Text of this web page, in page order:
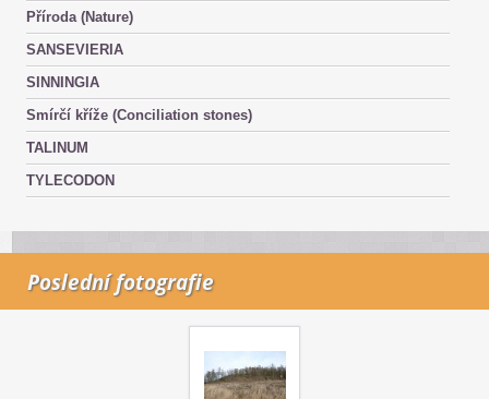
Příroda (Nature)
SANSEVIERIA
SINNINGIA
Smírčí kříže (Conciliation stones)
TALINUM
TYLECODON
Poslední fotografie